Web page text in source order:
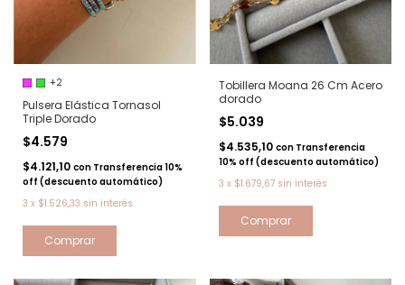
+2
Pulsera Elástica Tornasol
Triple Dorado
$4.579
$4.121,10 con Transferencia 10%
off (descuento automático)
3 x $1.526,33 sin interés
Comprar
Tobillera Moana 26 Cm Acero
dorado
$5.039
$4.535,10 con Transferencia
10% off (descuento automático)
3 x $1.679,67 sin interés
Comprar